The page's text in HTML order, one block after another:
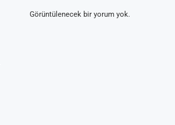
Görüntülenecek bir yorum yok.